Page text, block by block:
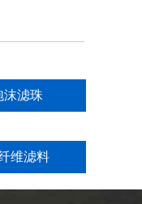
沫滤珠
维滤料